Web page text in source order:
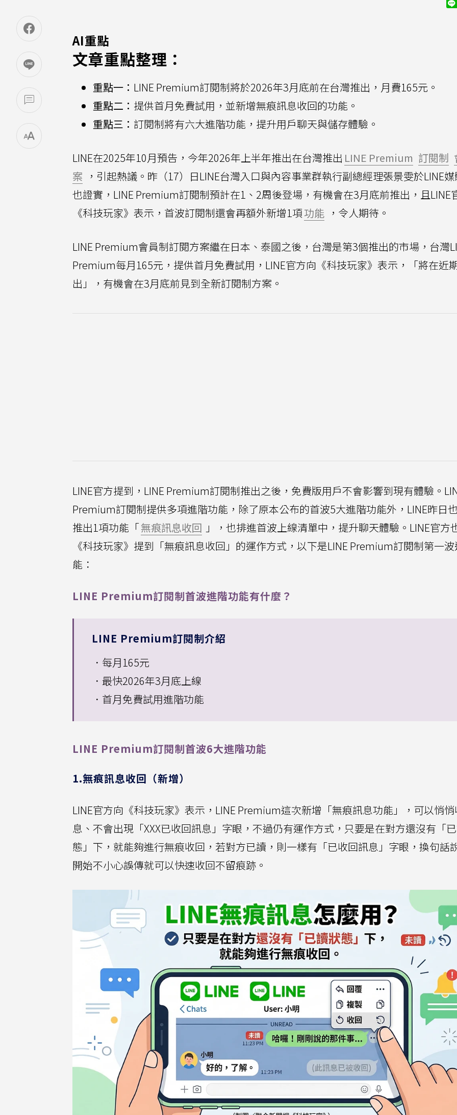
AI重點
文章重點整理：
重點一： LINE Premium訂閱制將於2026年3月底前在台灣推出，月費165元。
重點二： 提供首月免費試用，並新增無痕訊息收回的功能。
重點三： 訂閱制將有六大進階功能，提升用戶聊天與儲存體驗。
LINE在2025年10月預告，今年2026年上半年推出在台灣推出 LINE Premium 訂閱制
案 ，引起熱議。昨（17）日LINE台灣入口與內容事業群執行副總經理張景雯於LINE
也證實，LINE Premium訂閱制預計在1、2周後登場，有機會在3月底前推出，且LINE
《科技玩家》表示，首波訂閱制還會再額外新增1項功能 ，令人期待。
LINE Premium會員制訂閱方案繼在日本、泰國之後，台灣是第3個推出的市場，台灣
Premium每月165元，提供首月免費試用，LINE官方向《科技玩家》表示，「將在近
出」，有機會在3月底前見到全新訂閱制方案。
LINE官方提到，LINE Premium訂閱制推出之後，免費版用戶不會影響到現有體驗。
Premium訂閱制提供多項進階功能，除了原本公布的首波5大進階功能外，LINE昨日
推出1項功能「無痕訊息收回 」，也排進首波上線清單中，提升聊天體驗。LINE官方
《科技玩家》提到「無痕訊息收回」的運作方式，以下是LINE Premium訂閱制第一
能：
LINE Premium訂閱制首波進階功能有什麼？
LINE Premium訂閱制介紹
．每月165元
．最快2026年3月底上線
．首月免費試用進階功能
LINE Premium訂閱制首波6大進階功能
1.無痕訊息收回（新增）
LINE官方向《科技玩家》表示，LINE Premium這次新增「無痕訊息功能」，可以悄
息、不會出現「XXX已收回訊息」字眼，不過仍有運作方式，只要是在對方還沒有「
態」下，就能夠進行無痕收回，若對方已讀，則一樣有「已收回訊息」字眼，換句話
開始不小心誤傳就可以快速收回不留痕跡。